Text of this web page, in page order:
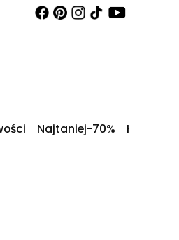
Zobacz szczegóły
Najtaniej-70% Kupony